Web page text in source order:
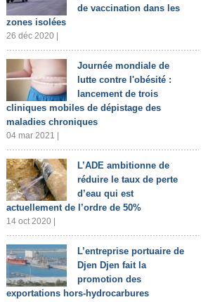
de vaccination dans les
zones isolées
26 déc 2020 |
Journée mondiale de
lutte contre l'obésité :
lancement de trois
cliniques mobiles de dépistage des
maladies chroniques
04 mar 2021 |
L’ADE ambitionne de
réduire le taux de perte
d’eau qui est
actuellement de l’ordre de 50%
14 oct 2020 |
L’entreprise portuaire de
Djen Djen fait la
promotion des
exportations hors-hydrocarbures